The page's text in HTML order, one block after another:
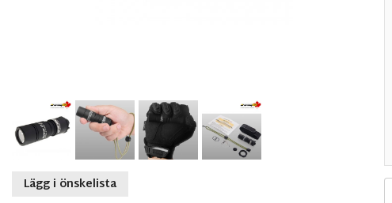
Lägg i önskelista